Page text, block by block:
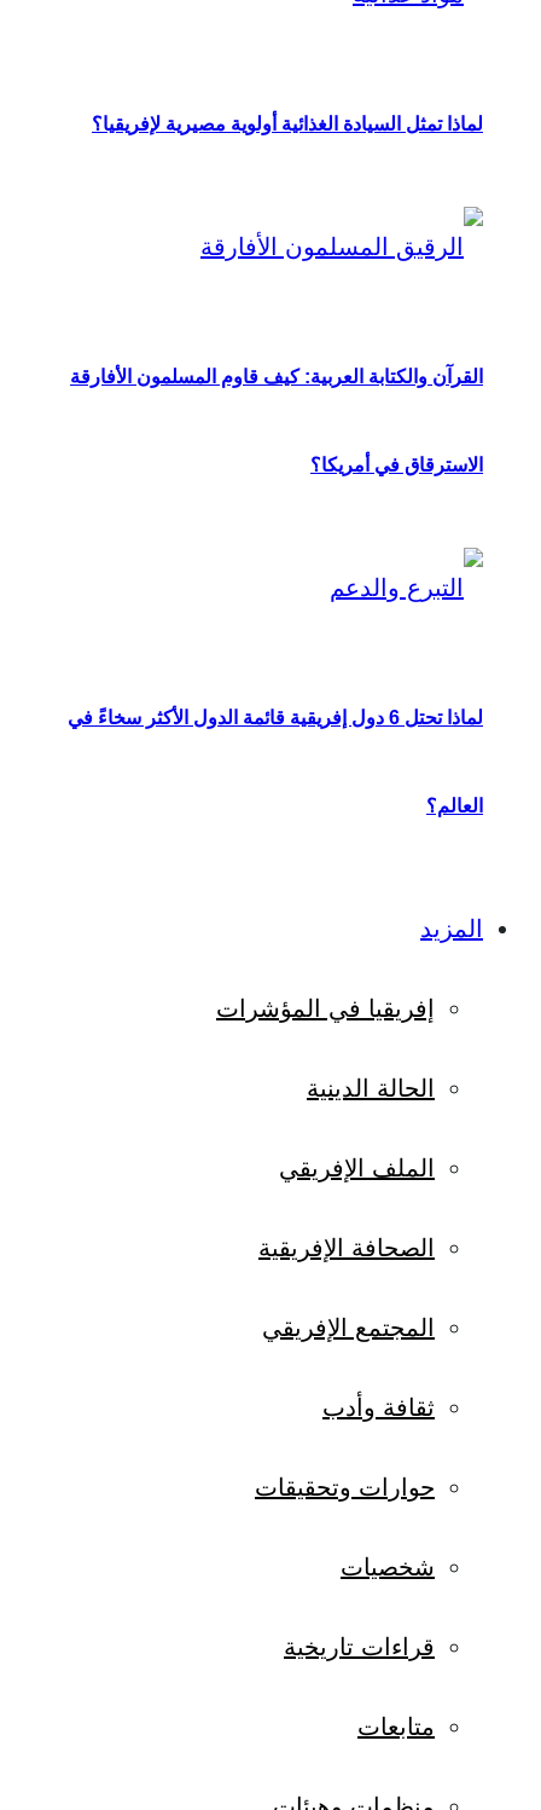
لماذا تمثل السيادة الغذائية أولوية مصيرية لإفريقيا؟
القرآن والكتابة العربية: كيف قاوم المسلمون الأفارقة
الاسترقاق في أمريكا؟
لماذا تحتل 6 دول إفريقية قائمة الدول الأكثر سخاءً في
العالم؟
المزيد
إفريقيا في المؤشرات
الحالة الدينية
الملف الإفريقي
الصحافة الإفريقية
المجتمع الإفريقي
ثقافة وأدب
حوارات وتحقيقات
شخصيات
قراءات تاريخية
متابعات